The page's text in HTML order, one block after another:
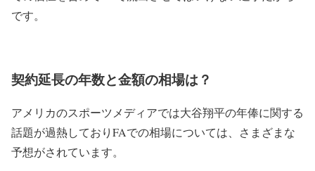
です。
契約延長の年数と金額の相場は？
アメリカのスポーツメディアでは大谷翔平の年俸に関する
話題が過熱しておりFAでの相場については、さまざまな
予想がされています。